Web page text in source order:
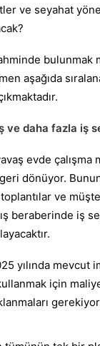
ve seyahat
bulunmak
aşağıda
ve daha fazla iş
evde çalışma
dönüyor.
ve
beraberinde iş
yılında mevcut
için